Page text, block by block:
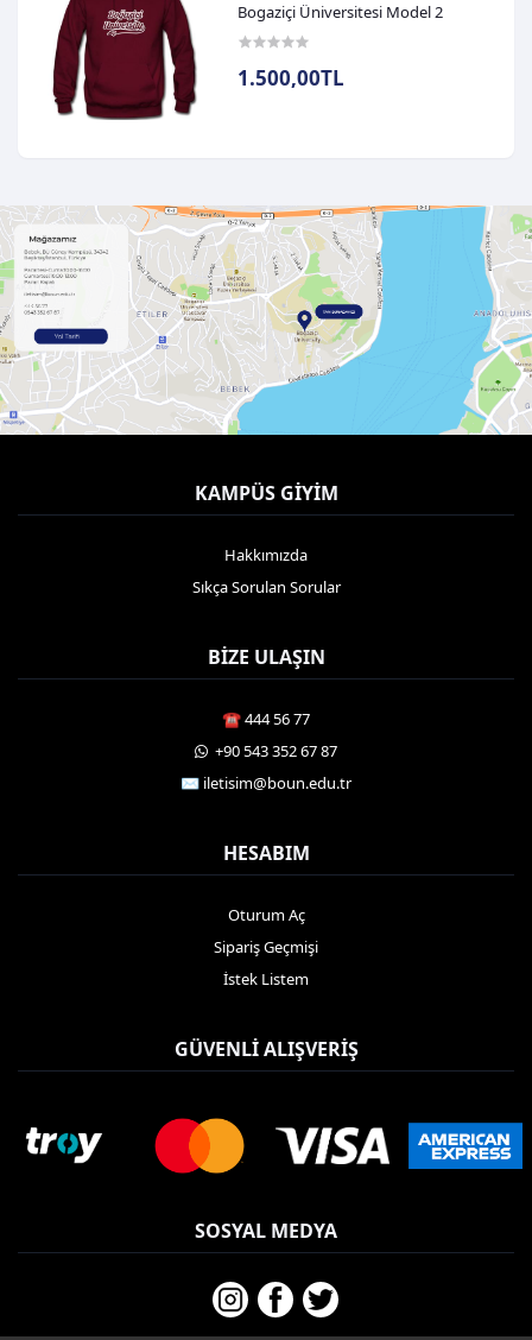
Bogaziçi Üniversitesi Model 2
1.500,00TL
KAMPÜS GIYIM
Hakkımızda
Sıkça Sorulan Sorular
BIZE ULAŞIN
☎️ 444 56 77
️ +90 543 352 67 87
✉️ iletisim@boun.edu.tr
HESABIM
Oturum Aç
Sipariş Geçmişi
İstek Listem
GÜVENLI ALIŞVERIŞ
SOSYAL MEDYA